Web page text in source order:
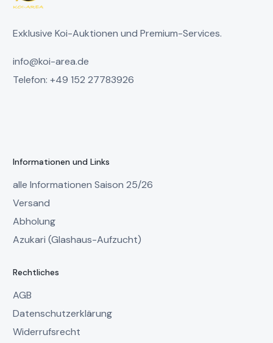
Exklusive Koi-Auktionen und Premium-Services.
info@koi-area.de
Telefon: +49 152 27783926
Informationen und Links
alle Informationen Saison 25/26
Versand
Abholung
Azukari (Glashaus-Aufzucht)
Rechtliches
AGB
Datenschutzerklärung
Widerrufsrecht